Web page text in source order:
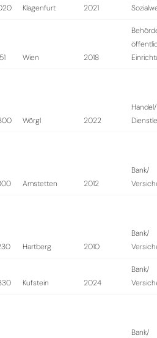
Klagenfurt 2021
Wien 2018
Wörgl 2022
Handel/
Amstetten 2012
Bank/
Hartberg 2010
Bank/
Kufstein 2024
Bank/
Bank/